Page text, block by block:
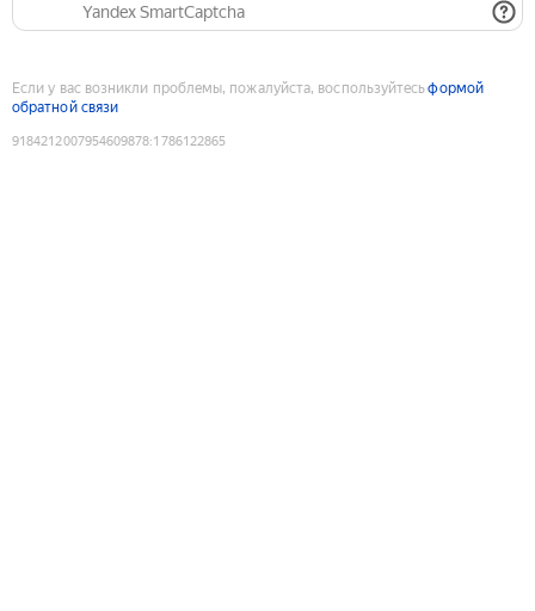
Yandex SmartCaptcha
Если у вас возникли проблемы, пожалуйста, воспользуйтесьформой
обратной связи
9184212007954609878:1786122865